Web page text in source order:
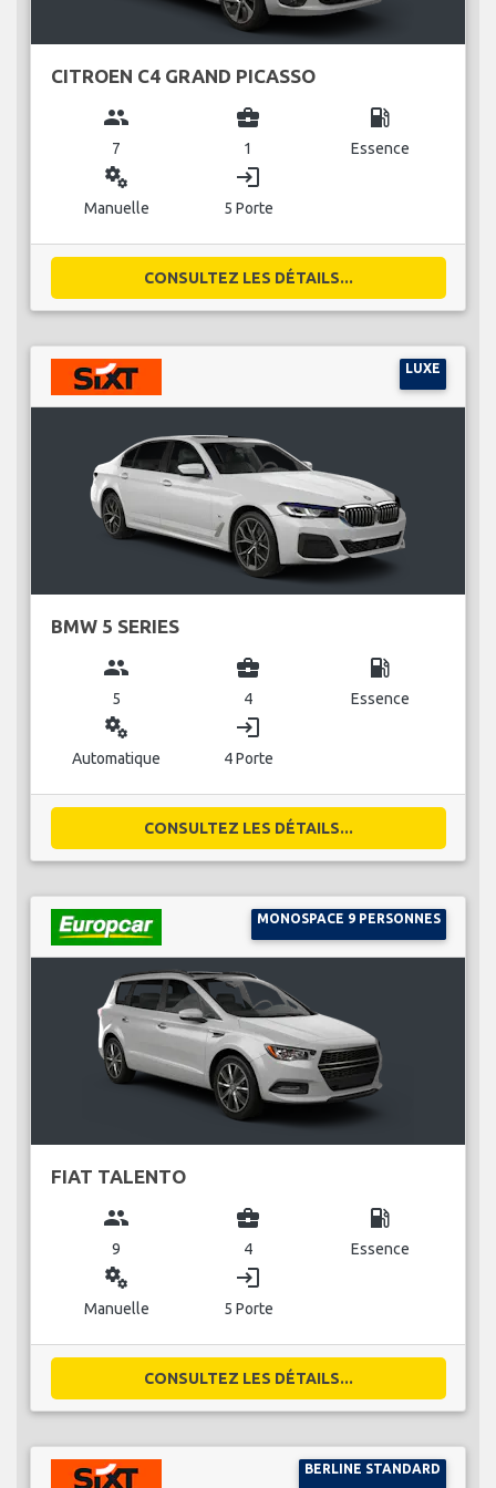
CITROEN C4 GRAND PICASSO
group
7
business_center
1
local_gas_station
Essence
miscellaneous_services
Manuelle
login
5 Porte
CONSULTEZ LES DÉTAILS...
LUXE
BMW 5 SERIES
group
5
business_center
4
local_gas_station
Essence
miscellaneous_services
Automatique
login
4 Porte
CONSULTEZ LES DÉTAILS...
MONOSPACE 9 PERSONNES
FIAT TALENTO
group
9
business_center
4
local_gas_station
Essence
miscellaneous_services
Manuelle
login
5 Porte
CONSULTEZ LES DÉTAILS...
BERLINE STANDARD